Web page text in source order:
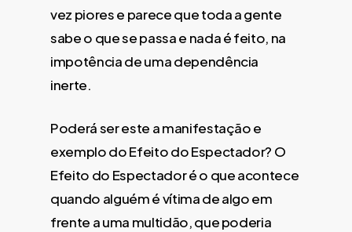
vez piores e parece que toda a gente
sabe o que se passa e nada é feito, na
impotência de uma dependência
inerte.
Poderá ser este a manifestação e
exemplo do Efeito do Espectador? O
Efeito do Espectador é o que acontece
quando alguém é vítima de algo em
frente a uma multidão, que poderia